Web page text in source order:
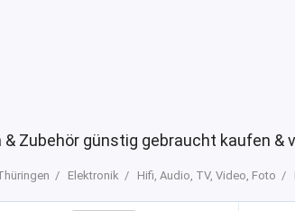
& Zubehör günstig gebraucht kaufen &
Elektronik Hifi, Audio, TV, Video, Foto